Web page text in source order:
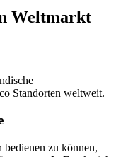
Weltmarkt
Standorten weltweit.
zu können,